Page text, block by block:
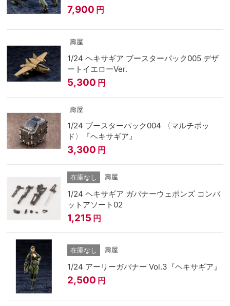
7,900 円
壽屋
1/24 ヘキサギア ブースターパック005 デザ
ートイエローVer.
5,300 円
壽屋
1/24 ブースターパック004 〈マルチポッ
ド〉『ヘキサギア』
3,300 円
在庫なし 壽屋
1/24 ヘキサギア ガバナーウェポンズ コンバ
ットアソート02
1,215 円
在庫なし 壽屋
1/24 アーリーガバナー Vol.3『ヘキサギア』
2,500 円